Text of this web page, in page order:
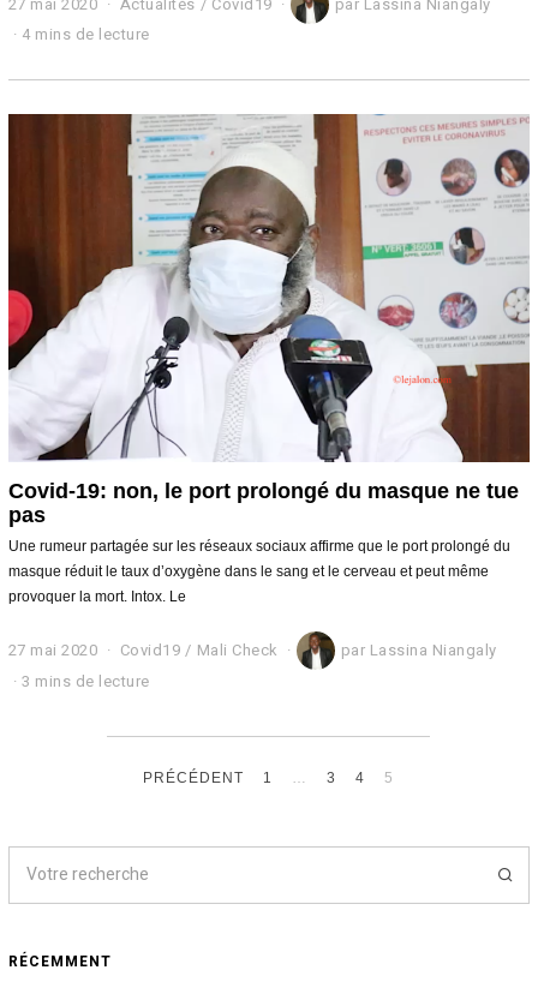
7
m
2
4 mins de lecture
Covid-19: non, le port prolongé du masque ne tue
pas
Une rumeur partagée sur les réseaux sociaux affirme que le port prolongé du
masque réduit le taux d’oxygène dans le sang et le cerveau et peut même
provoquer la mort. Intox. Le
27 mai 2020
7
m
Covid19 / Mali Check par Lassina Niangaly
3 mins de lecture
PRÉCÉDENT 1 3 4 5
RÉCEMMENT